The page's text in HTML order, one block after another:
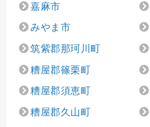
嘉麻市
みやま市
筑紫郡那珂川町
糟屋郡篠栗町
糟屋郡須恵町
糟屋郡久山町